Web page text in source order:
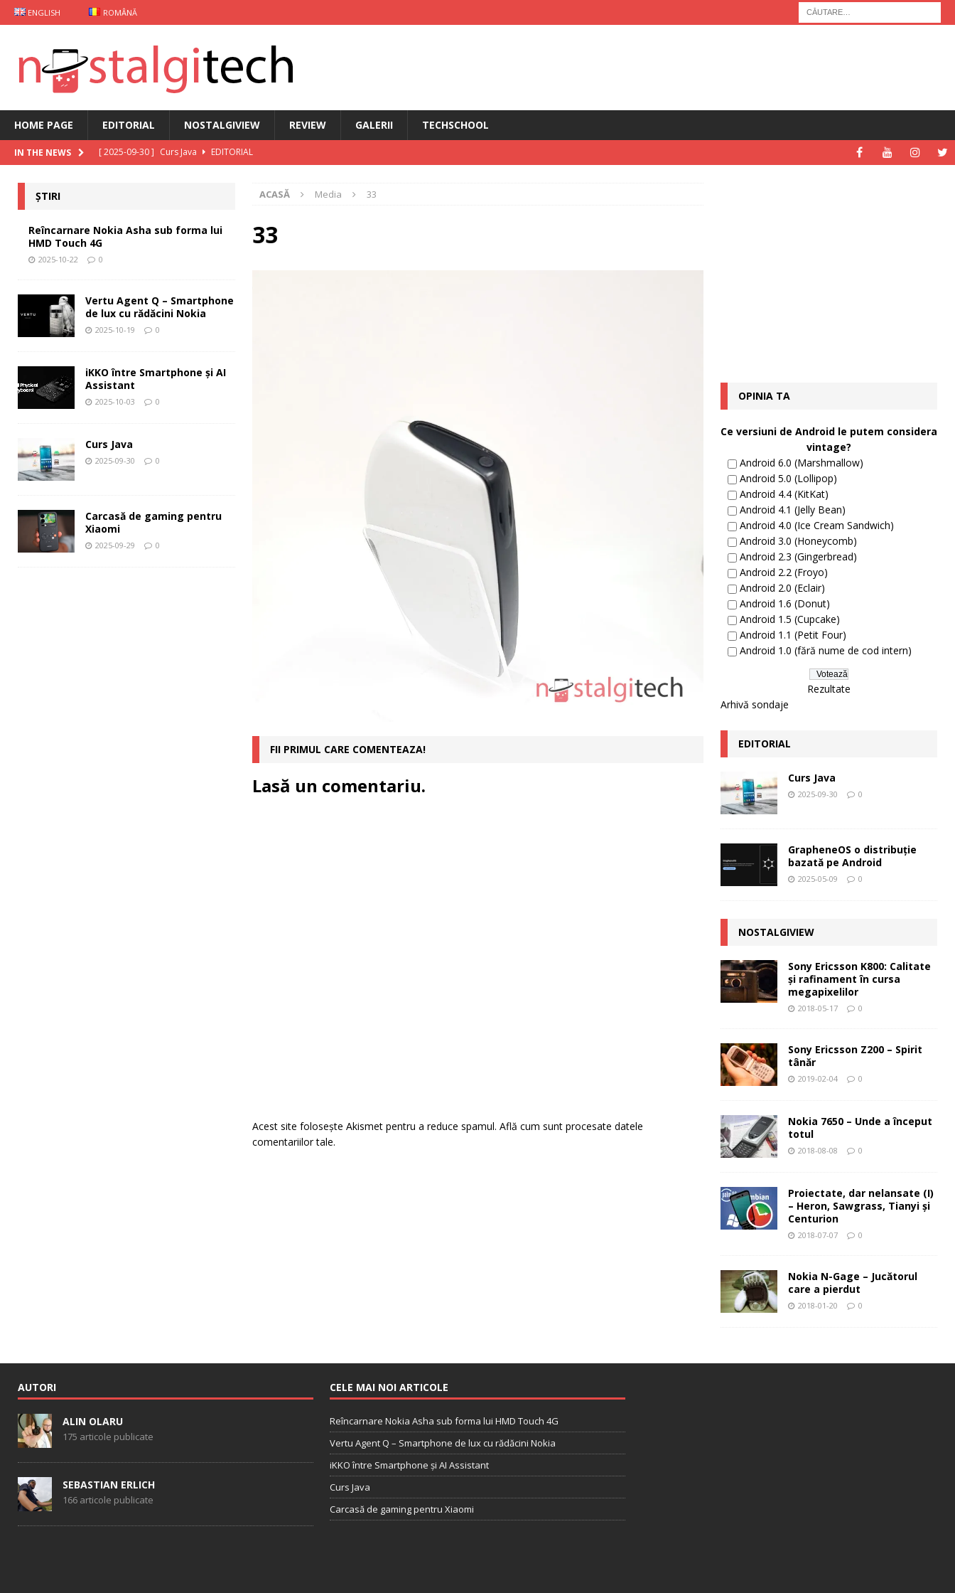
ENGLISH ROMÂNĂ
HOME PAGE EDITORIAL NOSTALGIVIEW REVIEW GALERII TECHSCHOOL
IN THE NEWS [ 2025-09-30 ] Curs Java
EDITORIAL
Reîncarnare Nokia Asha sub forma lui HMD Touch 4G
[ 2025-10-19 ]
Vertu Agent Q – Smartphone de lux cu rădăcini Nokia
[ 2025-10-03 ]
ACASĂ Media 33
33
FII PRIMUL CARE COMENTEAZA!
Lasă un comentariu.
Acest site folosește Akismet pentru a reduce spamul. Află cum sunt procesate datele
comentariilor tale.
ȘTIRI
Reîncarnare Nokia Asha sub forma lui
HMD Touch 4G
2025-10-22 0
Vertu Agent Q – Smartphone
de lux cu rădăcini Nokia
2025-10-19 0
iKKO între Smartphone și AI
Assistant
2025-10-03 0
Curs Java
2025-09-30 0
Carcasă de gaming pentru
Xiaomi
2025-09-29 0
OPINIA TA
Ce versiuni de Android le putem considera
vintage?
Android 6.0 (Marshmallow)
Android 5.0 (Lollipop)
Android 4.4 (KitKat)
Android 4.1 (Jelly Bean)
Android 4.0 (Ice Cream Sandwich)
Android 3.0 (Honeycomb)
Android 2.3 (Gingerbread)
Android 2.2 (Froyo)
Android 2.0 (Eclair)
Android 1.6 (Donut)
Android 1.5 (Cupcake)
Android 1.1 (Petit Four)
Android 1.0 (fără nume de cod intern)
Rezultate
Arhivă sondaje
EDITORIAL
Curs Java
2025-09-30 0
GrapheneOS o distribuție
bazată pe Android
2025-05-09 0
NOSTALGIVIEW
Sony Ericsson K800: Calitate
şi rafinament în cursa
megapixelilor
2018-05-17 0
Sony Ericsson Z200 – Spirit
tânăr
2019-02-04 0
Nokia 7650 – Unde a început
totul
2018-08-08 0
Proiectate, dar nelansate (I)
– Heron, Sawgrass, Tianyi şi
Centurion
2018-07-07 0
Nokia N-Gage – Jucătorul
care a pierdut
2018-01-20 0
AUTORI
ALIN OLARU
175 articole publicate
SEBASTIAN ERLICH
166 articole publicate
CELE MAI NOI ARTICOLE
Reîncarnare Nokia Asha sub forma lui HMD Touch 4G
Vertu Agent Q – Smartphone de lux cu rădăcini Nokia
iKKO între Smartphone și AI Assistant
Curs Java
Carcasă de gaming pentru Xiaomi